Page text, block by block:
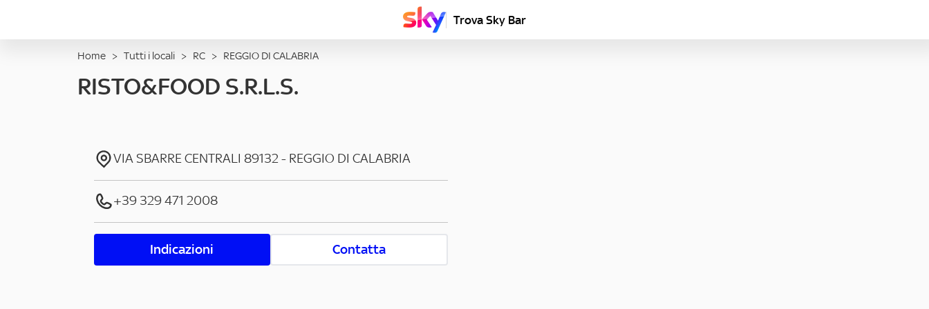
Trova Sky Bar
Home > Tutti i locali > RC > REGGIO DI CALABRIA
RISTO&FOOD S.R.L.S.
VIA SBARRE CENTRALI 89132- REGGIO DI CALABRIA
+39 329 471 2008
Indicazioni Contatta